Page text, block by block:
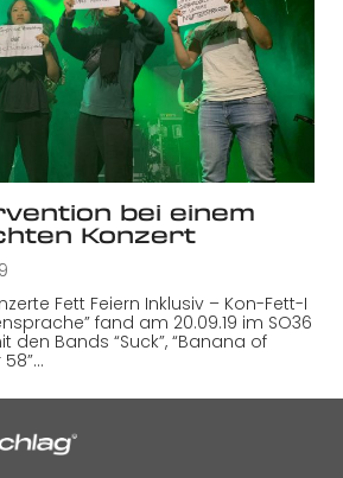
bei einem
Konzert
Fett Feiern Inklusiv – Kon-Fett-I
fand am 20.09.19 im SO36
den Bands “Suck”, “Banana of